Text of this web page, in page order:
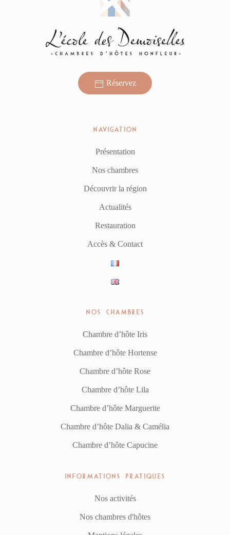
Réservez
NAVIGATION
Présentation
Nos chambres
Découvrir la région
Actualités
Restauration
Accès & Contact
NOS CHAMBRES
Chambre d’hôte Iris
Chambre d’hôte Hortense
Chambre d’hôte Rose
Chambre d’hôte Lila
Chambre d’hôte Marguerite
Chambre d’hôte Dalia & Camélia
Chambre d’hôte Capucine
INFORMATIONS PRATIQUES
Nos activités
Nos chambres d'hôtes